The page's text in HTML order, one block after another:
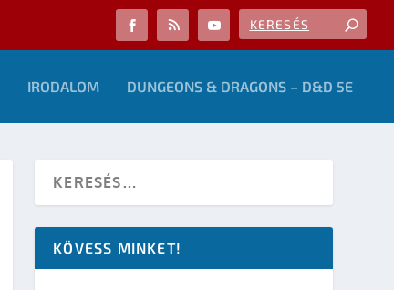
IRODALOM DUNGEONS & DRAGONS – D&D 5E
KÖVESS MINKET!